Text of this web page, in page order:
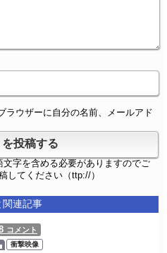
ラウザーに自分の名前、メールアド
字を含める必要がありますのでご
してください（ttp://）
関連記事
コメント
衝撃映像